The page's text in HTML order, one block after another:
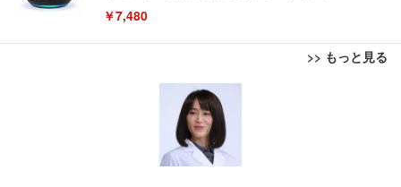
￥7,480
>> もっと見る
[EdoErgo] オフィスチェア 椅子 テレワーク 疲れな
い 跳ね上げ式アームレスト コンパクト 約105度ロッ
キング pc 事務椅子 360度回転 座面昇降 強化ナイロ
ン樹脂ベース 通気性メッシュ 在宅ワーク H-WY01
(黒網+黒枠+黒足)
EIZO ビジネス向けプレミアムモニター | FlexScan
EV3240X-WT | 31.5型4K UHD・USB Type-C・ホワ
Amazonベーシック ペットシーツ 薄型 レギュラー 1
回使い捨て 無香料 ホワイト 300枚